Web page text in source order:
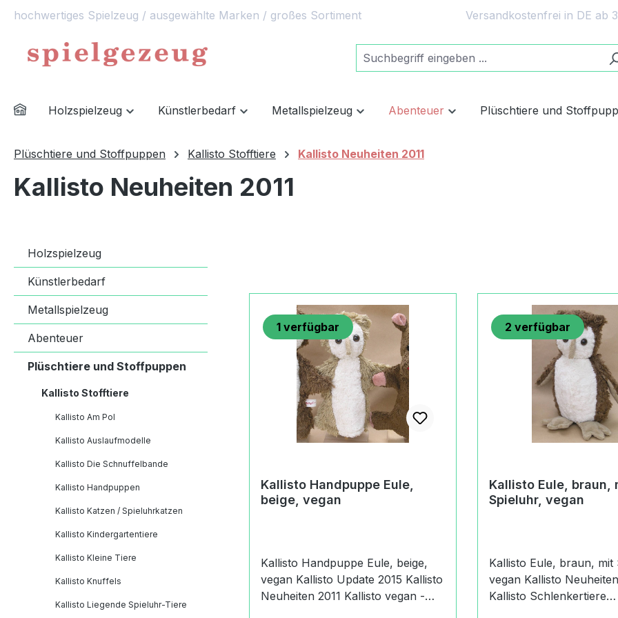
Zur Hauptnavigation springen
hochwertiges Spielzeug / ausgewählte Marken / großes Sortiment Versandkostenfrei in DE ab
Holzspielzeug Künstlerbedarf Metallspielzeug Abenteuer Plüschtiere und
Plüschtiere und Stoffpuppen Kallisto Stofftiere Kallisto Neuheiten 2011
Kallisto Neuheiten 2011
Holzspielzeug
Künstlerbedarf
Metallspielzeug
Abenteuer
Plüschtiere und Stoffpuppen
Kallisto Stofftiere
Kallisto Am Pol
Kallisto Auslaufmodelle
Kallisto Die Schnuffelbande
Kallisto Handpuppen
Kallisto Katzen / Spieluhrkatzen
Kallisto Kindergartentiere
Kallisto Kleine Tiere
Kallisto Knuffels
Kallisto Liegende Spieluhr-Tiere
1 verfügbar
Kallisto Handpuppe Eule,
beige, vegan
Kallisto Handpuppe Eule, beige,
vegan Kallisto Update 2015 Kallisto
Neuheiten 2011 Kallisto vegan -
2 verfügbar
Kallisto Eule, braun,
Spieluhr, vegan
Kallisto Eule, braun, mit
vegan Kallisto Neuheiten 2011
Kallisto Schlenkertiere